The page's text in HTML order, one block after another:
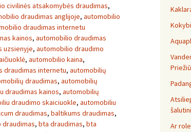
civilinės atsakomybės draudimas,
draudimas anglijoje, automobilio
draudimas internetu
kainos, automobilio draudimas
uzsienyje, automobilio draudimo
, automobilio kaina,
draudimas internetu, automobilių
draudimas, automobilių
draudimas kainos, automobilių
draudimo skaiciuokle, automobiliu
draudimas, baltikums draudimas,
, bta draudimas, bta
Ar